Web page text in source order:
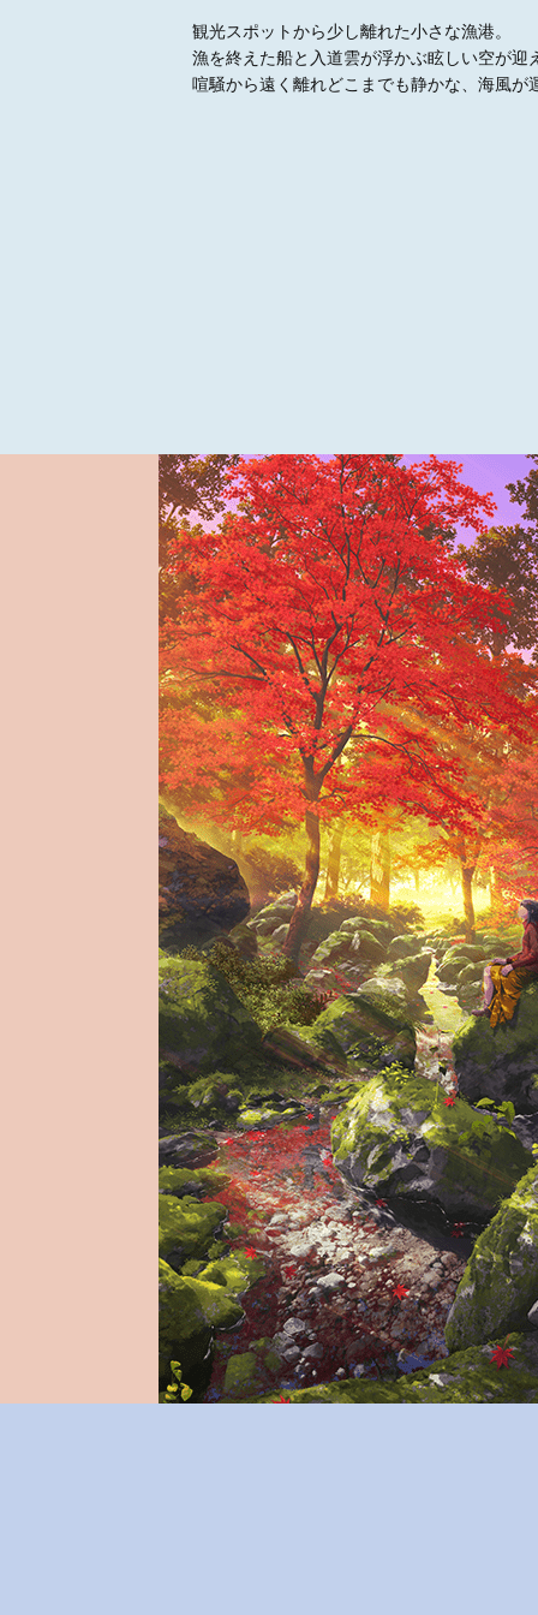
観光スポットから少し離れた小さな漁港。
漁を終えた船と入道雲が浮かぶ眩しい空が迎
喧騒から遠く離れどこまでも静かな、海風が